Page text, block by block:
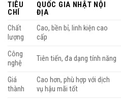
TIÊU
CHÍ
QUỐC GIA NHẬT NỘI
ĐỊA
Chất
lượng
Cao, bền bỉ, linh kiện cao
cấp
Công
nghệ
Tiên tiến, đa dạng tính năng
Giá
thành
Cao hơn, phù hợp với dịch
vụ hậu mãi tốt